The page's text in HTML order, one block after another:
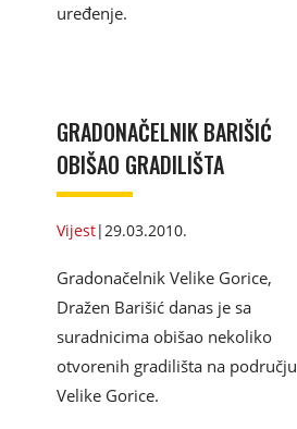
uređenje.
GRADONAČELNIK BARIŠIĆ
OBIŠAO GRADILIŠTA
Vijest|29.03.2010.
Gradonačelnik Velike Gorice,
Dražen Barišić danas je sa
suradnicima obišao nekoliko
otvorenih gradilišta na području
Velike Gorice.